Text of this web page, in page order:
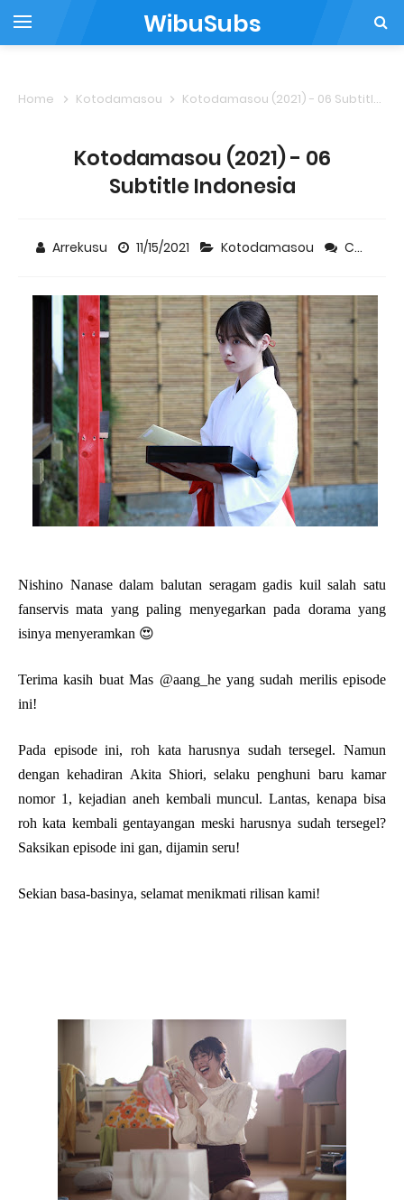
WibuSubs
Home Kotodamasou Kotodamasou (2021) - 06 Subtitle Indonesia
Kotodamasou (2021) - 06
Subtitle Indonesia
Arrekusu 11/15/2021 Kotodamasou Comment
Nishino Nanase dalam balutan seragam gadis kuil salah satu
fanservis mata yang paling menyegarkan pada dorama yang
isinya menyeramkan 😍
Terima kasih buat Mas @aang_he yang sudah merilis episode
ini!
Pada episode ini, roh kata harusnya sudah tersegel. Namun
dengan kehadiran Akita Shiori, selaku penghuni baru kamar
nomor 1, kejadian aneh kembali muncul. Lantas, kenapa bisa
roh kata kembali gentayangan meski harusnya sudah tersegel?
Saksikan episode ini gan, dijamin seru!
Sekian basa-basinya, selamat menikmati rilisan kami!